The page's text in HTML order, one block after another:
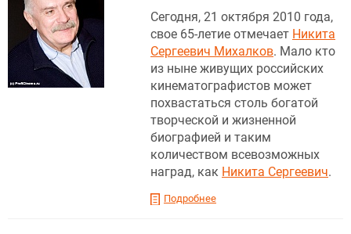
Сегодня, 21 октября 2010 года,
свое 65-летие отмечает Никита
Сергеевич Михалков. Мало кто
из ныне живущих российских
кинематографистов может
похвастаться столь богатой
творческой и жизненной
биографией и таким
количеством всевозможных
наград, как Никита Сергеевич.
Подробнее